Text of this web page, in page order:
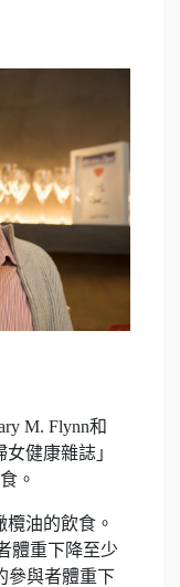
M. Flynn和
女健康雜誌」
。
油的飲食。
體重下降至少
參與者體重下